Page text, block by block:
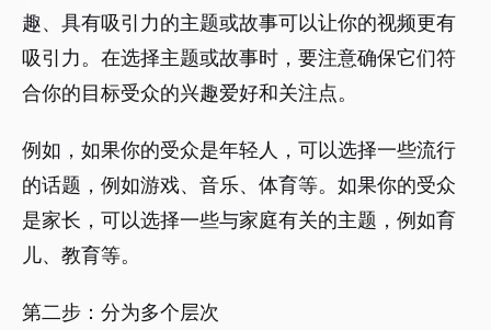
趣、具有吸引力的主题或故事可以让你的视频更有
吸引力。在选择主题或故事时，要注意确保它们符
合你的目标受众的兴趣爱好和关注点。
例如，如果你的受众是年轻人，可以选择一些流行
的话题，例如游戏、音乐、体育等。如果你的受众
是家长，可以选择一些与家庭有关的主题，例如育
儿、教育等。
第二步：分为多个层次